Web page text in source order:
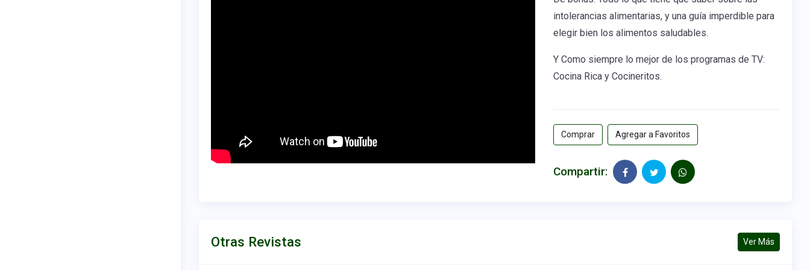
intolerancias alimentarias, y una guía imperdible para
elegir bien los alimentos saludables.
Y Como siempre lo mejor de los programas de TV:
Cocina Rica y Cocineritos.
Comprar Agregar a Favoritos
Compartir:
Otras Revistas Ver Más